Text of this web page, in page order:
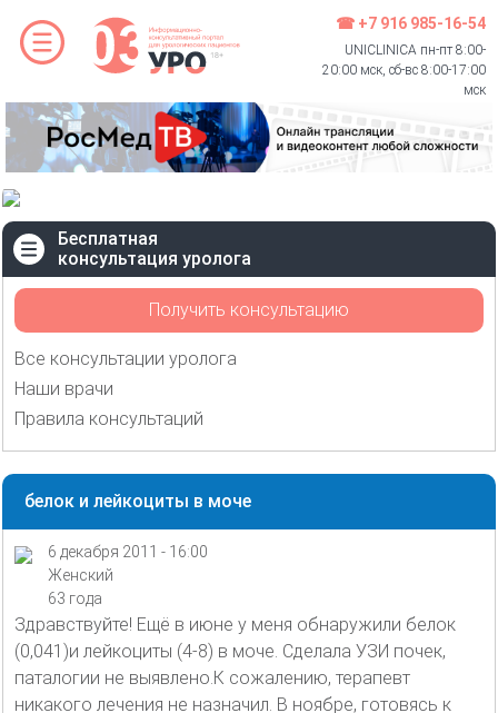
☎ +7 916 985-16-54
UNICLINICA пн-пт 8:00-
20:00 мск, сб-вс 8:00-17:00
мск
Бесплатная
консультация уролога
Получить консультацию
Все консультации уролога
Наши врачи
Правила консультаций
белок и лейкоциты в моче
6 декабря 2011 - 16:00
Женский
63 года
Здравствуйте! Ещё в июне у меня обнаружили белок
(0,041)и лейкоциты (4-8) в моче. Сделала УЗИ почек,
паталогии не выявлено.К сожалению, терапевт
никакого лечения не назначил. В ноябре, готовясь к